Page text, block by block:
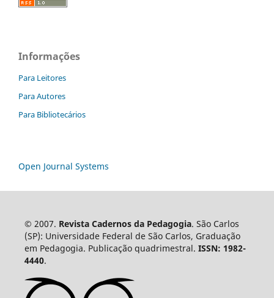
Informações
Para Leitores
Para Autores
Para Bibliotecários
Open Journal Systems
© 2007. Revista Cadernos da Pedagogia. São Carlos
(SP): Universidade Federal de São Carlos, Graduação
em Pedagogia. Publicação quadrimestral. ISSN: 1982-
4440.